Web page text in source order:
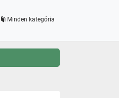
Minden kategória